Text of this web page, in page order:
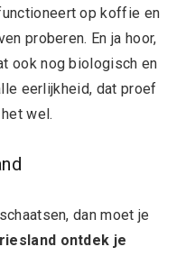
op koffie en
proberen. En ja hoor,
ook nog biologisch en
eerlijkheid, dat proef
wel.
dan moet je
ontdek je